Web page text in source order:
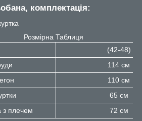
комплектація:
Розмірна Таблиця
(42-48)
114 см
110 см
65 см
з плечем
72 см